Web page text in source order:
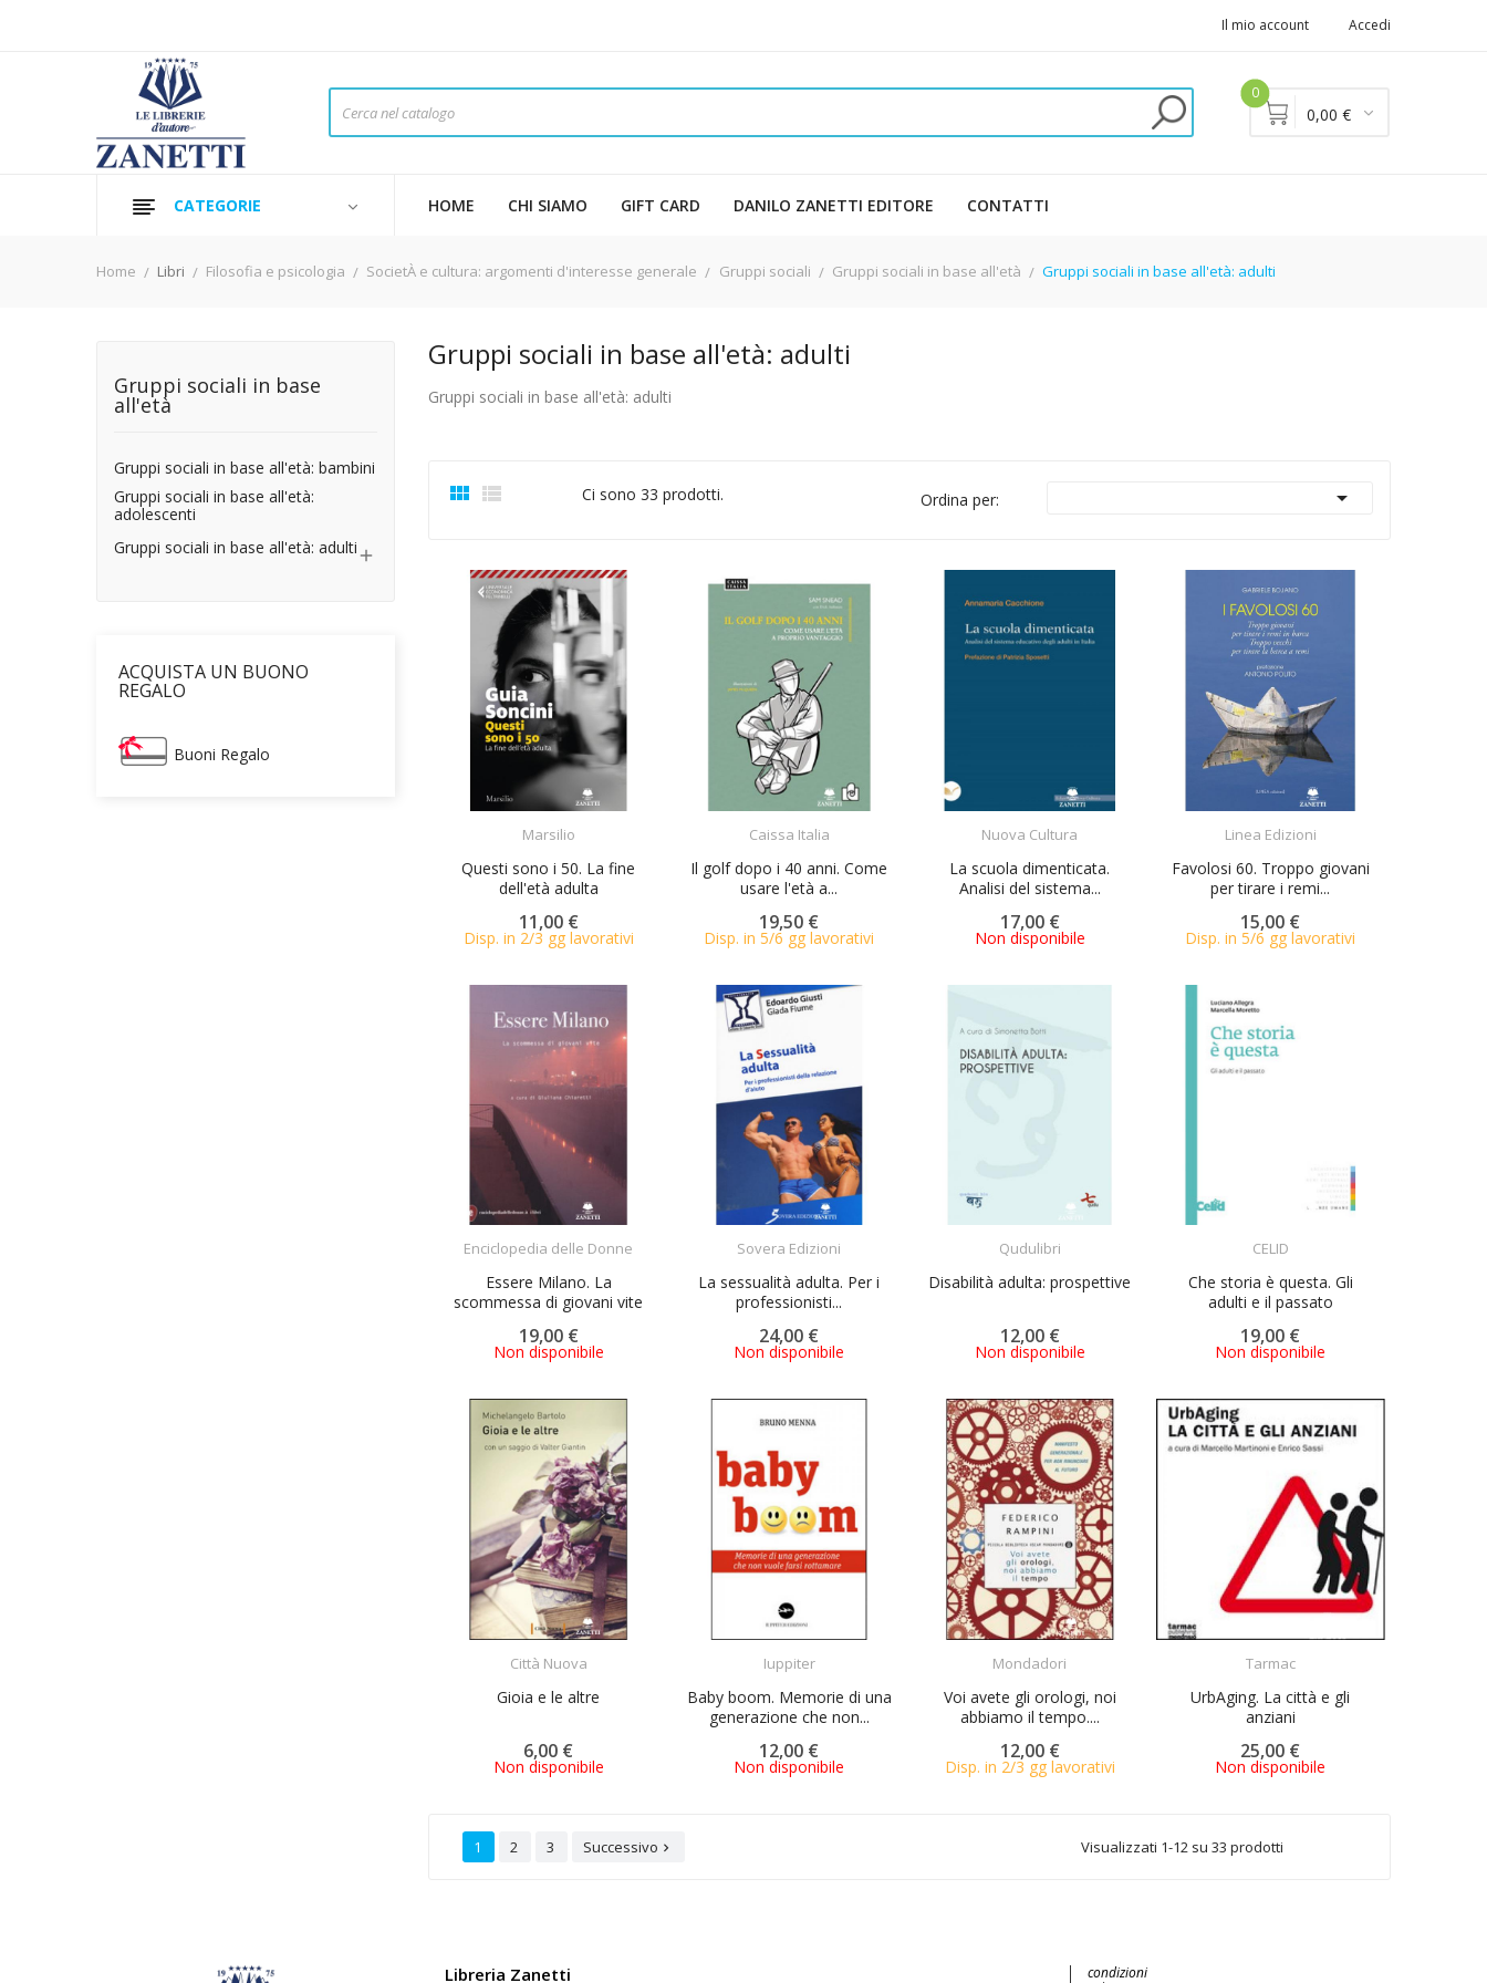
Il mio account Accedi
0
0,00 €
CATEGORIE HOME CHI SIAMO GIFT CARD DANILO ZANETTI EDITORE CONTATTI
Home Libri Filosofia e psicologia SocietÀ e cultura: argomenti d'interesse generale Gruppi sociali Gruppi sociali in base all'età Gruppi sociali in base all'età: adulti
Gruppi sociali in base
all'età
Gruppi sociali in base all'età: bambini
Gruppi sociali in base all'età:
adolescenti
Gruppi sociali in base all'età: adulti 
ACQUISTA UN BUONO
REGALO
Buoni Regalo
Gruppi sociali in base all'età: adulti
Gruppi sociali in base all'età: adulti
  Ci sono 33 prodotti. Ordina per: 
Marsilio
Questi sono i 50. La fine
dell'età adulta
11,00 €
Disp. in 2/3 gg lavorativi
Caissa Italia
Il golf dopo i 40 anni. Come
usare l'età a...
19,50 €
Disp. in 5/6 gg lavorativi
Nuova Cultura
La scuola dimenticata.
Analisi del sistema...
17,00 €
Non disponibile
Linea Edizioni
Favolosi 60. Troppo giovani
per tirare i remi...
15,00 €
Disp. in 5/6 gg lavorativi
Enciclopedia delle Donne
Essere Milano. La
scommessa di giovani vite
19,00 €
Non disponibile
Sovera Edizioni
La sessualità adulta. Per i
professionisti...
24,00 €
Non disponibile
Qudulibri
Disabilità adulta: prospettive
12,00 €
Non disponibile
CELID
Che storia è questa. Gli
adulti e il passato
19,00 €
Non disponibile
Città Nuova
Gioia e le altre
6,00 €
Non disponibile
Iuppiter
Baby boom. Memorie di una
generazione che non...
12,00 €
Non disponibile
Mondadori
Voi avete gli orologi, noi
abbiamo il tempo....
12,00 €
Disp. in 2/3 gg lavorativi
Tarmac
UrbAging. La città e gli
anziani
25,00 €
Non disponibile
1 2 3 Successivo  Visualizzati 1-12 su 33 prodotti
Libreria Zanetti
condizioni